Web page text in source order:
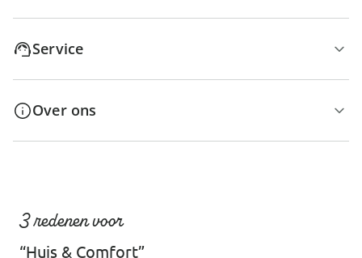
Service
Over ons
3 redenen voor
“Huis & Comfort”